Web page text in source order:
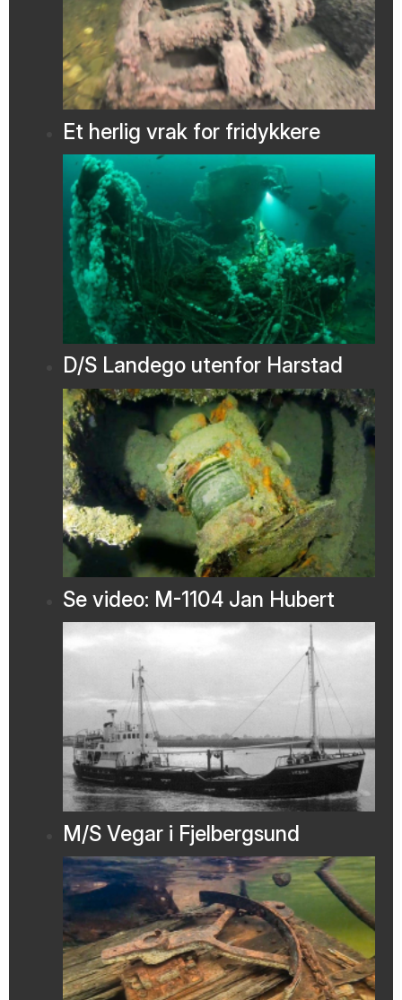
Et herlig vrak for fridykkere
D/S Landego utenfor Harstad
Se video: M-1104 Jan Hubert
M/S Vegar i Fjelbergsund